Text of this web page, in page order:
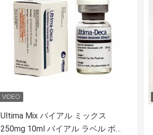
Ultima Mix バイアル ミックス
250mg 10ml バイアル ラベル ボッ